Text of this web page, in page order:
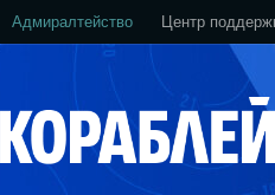
Адмиралтейство Центр